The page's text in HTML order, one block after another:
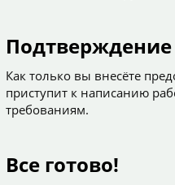
Подтверждение
Как только вы внесёте
приступит к написанию
требованиям.
Все готово!